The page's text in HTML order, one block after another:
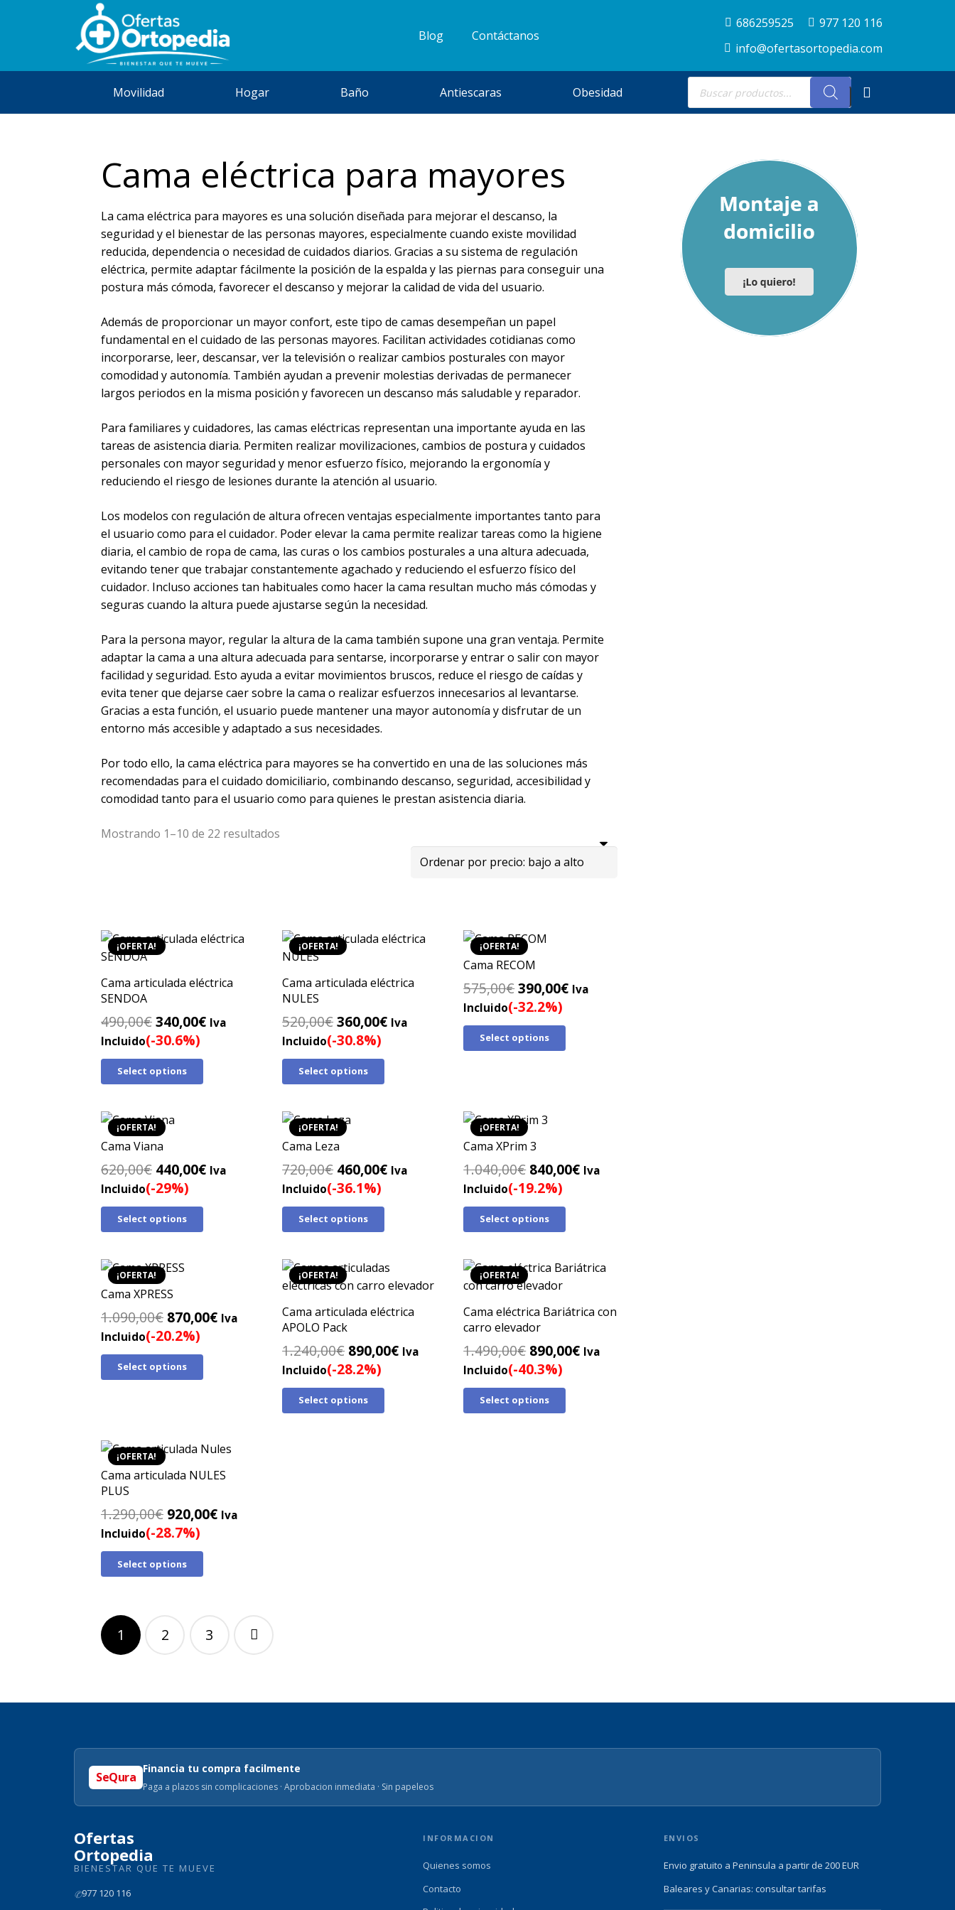
Blog Contáctanos
686259525
977 120 116
info@ofertasortopedia.com
Movilidad Hogar Baño Antiescaras Obesidad
Búsqueda
de
productos
Cama eléctrica para mayores
La cama eléctrica para mayores es una solución diseñada para mejorar el descanso, la
seguridad y el bienestar de las personas mayores, especialmente cuando existe movilidad
reducida, dependencia o necesidad de cuidados diarios. Gracias a su sistema de regulación
eléctrica, permite adaptar fácilmente la posición de la espalda y las piernas para conseguir una
postura más cómoda, favorecer el descanso y mejorar la calidad de vida del usuario.
Además de proporcionar un mayor confort, este tipo de camas desempeñan un papel
fundamental en el cuidado de las personas mayores. Facilitan actividades cotidianas como
incorporarse, leer, descansar, ver la televisión o realizar cambios posturales con mayor
comodidad y autonomía. También ayudan a prevenir molestias derivadas de permanecer
largos periodos en la misma posición y favorecen un descanso más saludable y reparador.
Para familiares y cuidadores, las camas eléctricas representan una importante ayuda en las
tareas de asistencia diaria. Permiten realizar movilizaciones, cambios de postura y cuidados
personales con mayor seguridad y menor esfuerzo físico, mejorando la ergonomía y
reduciendo el riesgo de lesiones durante la atención al usuario.
Los modelos con regulación de altura ofrecen ventajas especialmente importantes tanto para
el usuario como para el cuidador. Poder elevar la cama permite realizar tareas como la higiene
diaria, el cambio de ropa de cama, las curas o los cambios posturales a una altura adecuada,
evitando tener que trabajar constantemente agachado y reduciendo el esfuerzo físico del
cuidador. Incluso acciones tan habituales como hacer la cama resultan mucho más cómodas y
seguras cuando la altura puede ajustarse según la necesidad.
Para la persona mayor, regular la altura de la cama también supone una gran ventaja. Permite
adaptar la cama a una altura adecuada para sentarse, incorporarse y entrar o salir con mayor
facilidad y seguridad. Esto ayuda a evitar movimientos bruscos, reduce el riesgo de caídas y
evita tener que dejarse caer sobre la cama o realizar esfuerzos innecesarios al levantarse.
Gracias a esta función, el usuario puede mantener una mayor autonomía y disfrutar de un
entorno más accesible y adaptado a sus necesidades.
Por todo ello, la cama eléctrica para mayores se ha convertido en una de las soluciones más
recomendadas para el cuidado domiciliario, combinando descanso, seguridad, accesibilidad y
comodidad tanto para el usuario como para quienes le prestan asistencia diaria.
Mostrando 1–10 de 22 resultados
¡OFERTA!
Cama articulada eléctrica
SENDOA
490,00€El
precio
original
era:
340,00€ElIva
Incluido(-30.6%)
Select options
¡OFERTA!
Cama articulada eléctrica
NULES
520,00€El
precio
original
era:
360,00€ElIva
Incluido(-30.8%)
Select options
¡OFERTA!
Cama RECOM
575,00€El
precio
original
era:
390,00€ElIva
Incluido(-32.2%)
Select options
¡OFERTA!
Cama Viana
620,00€ El
precio
original
era:
440,00€ElIva
Incluido(-29%)
Select options
¡OFERTA!
Cama Leza
720,00€ El
precio
original
era:
460,00€ElIva
Incluido(-36.1%)
Select options
¡OFERTA!
Cama XPrim 3
1.040,00€ El
precio
original
era:
840,00€ElIva
Incluido(-19.2%)
Select options
¡OFERTA!
Cama XPRESS
1.090,00€ El
precio
original
era:
870,00€ElIva
Incluido(-20.2%)
Select options
¡OFERTA!
Cama articulada eléctrica
APOLO Pack
1.240,00€ El
precio
original
era:
890,00€ElIva
Incluido(-28.2%)
Select options
¡OFERTA!
Cama eléctrica Bariátrica con
carro elevador
1.490,00€ El
precio
original
era:
890,00€ElIva
Incluido(-40.3%)
Select options
¡OFERTA!
Cama articulada NULES
PLUS
1.290,00€ El
precio
original
era:
920,00€ElIva
Incluido(-28.7%)
Select options
Paginación
de
entradas
1 2 3
SeQura
Financia tu compra facilmente
Paga a plazos sin complicaciones · Aprobacion inmediata · Sin papeleos
Ofertas
Ortopedia
BIENESTAR QUE TE MUEVE
✆977 120 116
INFORMACION
Quienes somos
Contacto
ENVIOS
Envio gratuito a Peninsula a partir de 200 EUR
Baleares y Canarias: consultar tarifas